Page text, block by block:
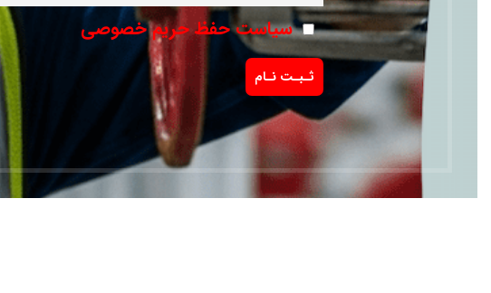
سیاست حفظ حریم خصوصی
توپی Ball Valve
ادامه مطلب